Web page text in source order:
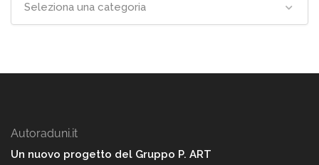
Seleziona una categoria
Autoraduni.it
Un nuovo progetto del Gruppo P. ART